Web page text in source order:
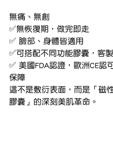
無痛、無創
✅無恢復期，做完即走
✅ 臉部、身體皆適用
✅可搭配不同功能膠囊，客
✅ 美國FDA認證，歐洲CE認
保障
這不是敷衍表面，而是「磁
膠囊」的深刻美肌革命。